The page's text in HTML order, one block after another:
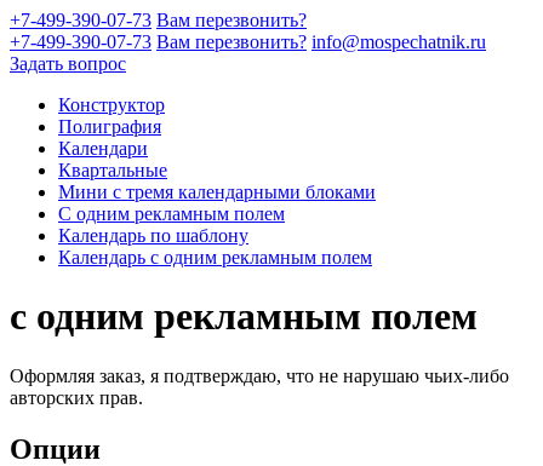
+7-499-390-07-73 Вам перезвонить?
+7-499-390-07-73 Вам перезвонить? info@mospechatnik.ru
Задать вопрос
Конструктор
Полиграфия
Календари
Квартальные
Мини с тремя календарными блоками
С одним рекламным полем
Календарь по шаблону
Календарь с одним рекламным полем
с одним рекламным полем
Оформляя заказ, я подтверждаю, что не нарушаю чьих-либо
авторских прав.
Опции